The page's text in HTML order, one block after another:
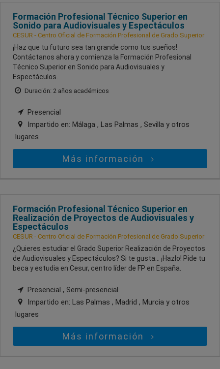
Formación Profesional Técnico Superior en
Sonido para Audiovisuales y Espectáculos
CESUR - Centro Oficial de Formación Profesional de Grado Superior
¡Haz que tu futuro sea tan grande como tus sueños!
Contáctanos ahora y comienza la Formación Profesional
Técnico Superior en Sonido para Audiovisuales y
Espectáculos.
Duración: 2 años académicos
Presencial
Impartido en: Málaga , Las Palmas , Sevilla y otros
lugares
Más información
Formación Profesional Técnico Superior en
Realización de Proyectos de Audiovisuales y
Espectáculos
CESUR - Centro Oficial de Formación Profesional de Grado Superior
¿Quieres estudiar el Grado Superior Realización de Proyectos
de Audiovisuales y Espectáculos? Si te gusta... ¡Hazlo! Pide tu
beca y estudia en Cesur, centro líder de FP en España.
Presencial , Semi-presencial
Impartido en: Las Palmas , Madrid , Murcia y otros
lugares
Más información